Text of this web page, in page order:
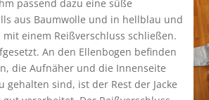
passend dazu eine süße
aus Baumwolle und in hellblau und
einem Reißverschluss schließen.
An den Ellenbogen befinden
die Aufnäher und die Innenseite
sind, ist der Rest der Jacke